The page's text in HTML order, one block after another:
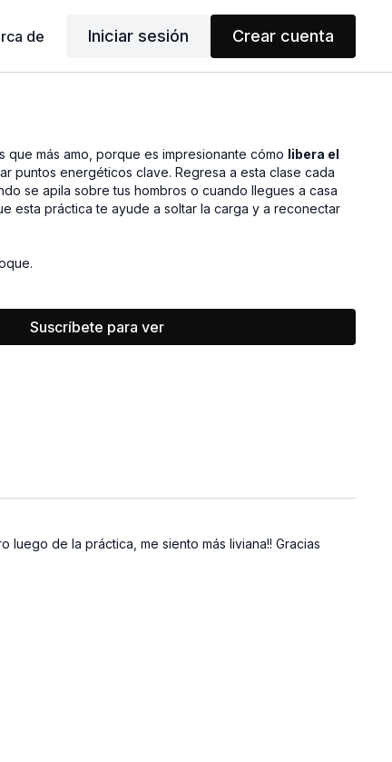
de Iniciar sesión Crear cuenta
que más amo, porque es impresionante cómo libera el
puntos energéticos clave. Regresa a esta clase cada
se apila sobre tus hombros o cuando llegues a casa
esta práctica te ayude a soltar la carga y a reconectar
Suscríbete para ver
de la práctica, me siento más liviana!! Gracias